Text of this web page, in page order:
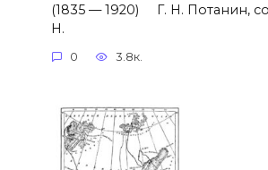
(1835 — 1920) Г. Н. Потанин,
Н.
0 3.8к.